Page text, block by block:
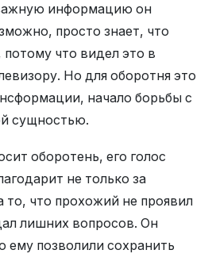
информацию он
просто знает, что
потому что видел это в
Но для оборотня это
начало борьбы с
сущностью.
оборотень, его голос
не только за
что прохожий не проявил
лишних вопросов. Он
ему позволили сохранить